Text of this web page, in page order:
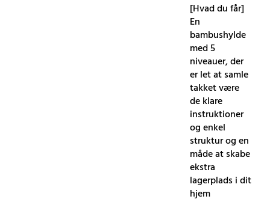
[Hvad du får]
En
bambushylde
med 5
niveauer, der
er let at samle
takket være
de klare
instruktioner
og enkel
struktur og en
måde at skabe
ekstra
lagerplads i dit
hjem